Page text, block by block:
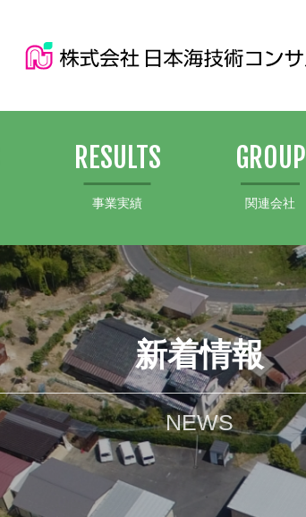
RESULTS
事業実績
GROUP
関連会社
新着情報
NEWS